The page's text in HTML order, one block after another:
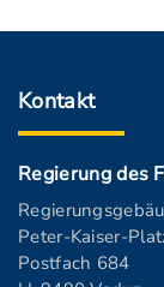
Kontakt
Regierung des
Peter-Kaiser-
Postfach 684